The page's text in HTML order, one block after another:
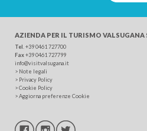
AZIENDA PER IL TURISMO VALSUGANA
Tel +39 0461 727700
Fax+39 0461 727799
info@visitvalsugana.it
> Note legali
> Privacy Policy
>Cookie Policy
>Aggiorna preferenze Cookie